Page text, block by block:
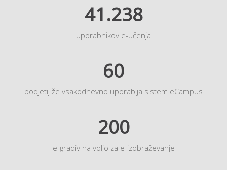
41.238
uporabnikov e-učenja
60
podjetij že vsakodnevno uporablja sistem eCampus
200
e-gradiv na voljo za e-izobraževanje